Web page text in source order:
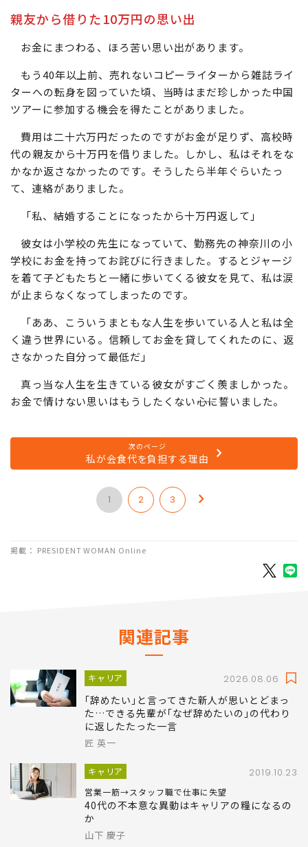
親友から借りた10万円の思い出
お金にまつわる、ほろ苦い思い出があります。
もう40年以上前、売れないコピーライターから雑誌ライ
ターへの転身を図っていた頃、当時はまだ珍しかった中国
ツアーに参加する機会を得たことがありました。
費用は二十六万円だったのですがお金が足りず、高校時
代の親友から十万円を借りました。しかし、私はそれをな
かなか返さなかったのです。そうしたら半年ぐらいたっ
て、連絡がありました。
「私、結婚することになったから十万円返して」
彼女は小学校の先生になっていて、勤務先の神奈川の小
学校にお金を持ってお詫びに行きました。するとジャージ
を着て子どもたちと一緒に歩いてくる彼女を見て、私は涙
が止まらなくなってしまったのです。
「ああ、こういうまともな人生を歩いている人と私は全
く違う世界にいる。信頼してお金を貸してくれたのに、返
さなかった自分って最低だ」
真っ当な人生を生きている彼女がすごく羨ましかった。
お金で情けない思いはもうしたくない――心に誓いました。
次のページ
私が会食代を負担する理由
1 2 3
掲載： PRESIDENT WOMAN Online
関連記事
キャリア 2026.08.06
｢辞めたい｣と言ってきた新人が思いとどまっ
た…できる先輩が｢なぜ辞めたいの｣の代わり
に返したたった一言
匠 英一
キャリア 2019.10.23
営業一筋→スタッフ職で仕事に失望
40代の不本意な異動はキャリアの糧になるの
か
山下 慶子